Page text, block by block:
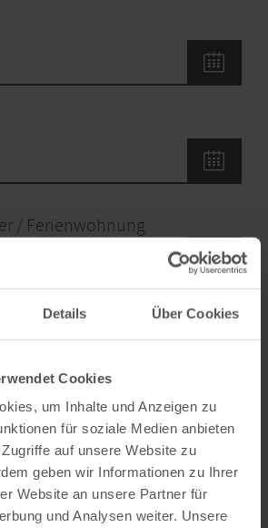
Details Über Cookies
Cookies
um Inhalte und Anzeigen zu
für soziale Medien anbieten
auf unsere Website zu
geben wir Informationen zu Ihrer
Website an unsere Partner für
und Analysen weiter. Unsere
/ Ferienwohnung
angeben